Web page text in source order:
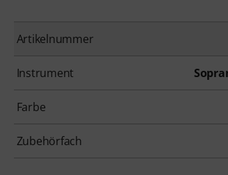
Artikelnummer
Instrument
Farbe
Zubehörfach